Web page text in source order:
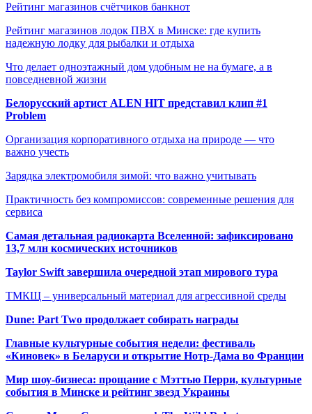
Рейтинг магазинов счётчиков банкнот
Рейтинг магазинов лодок ПВХ в Минске: где купить
надежную лодку для рыбалки и отдыха
Что делает одноэтажный дом удобным не на бумаге, а в
повседневной жизни
Белорусский артист ALEN HIT представил клип #1
Problem
Организация корпоративного отдыха на природе — что
важно учесть
Зарядка электромобиля зимой: что важно учитывать
Практичность без компромиссов: современные решения для
сервиса
Самая детальная радиокарта Вселенной: зафиксировано
13,7 млн космических источников
Taylor Swift завершила очередной этап мирового тура
ТМКЩ – универсальный материал для агрессивной среды
Dune: Part Two продолжает собирать награды
Главные культурные события недели: фестиваль
«Киновек» в Беларуси и открытие Нотр-Дама во Франции
Мир шоу-бизнеса: прощание с Мэттью Перри, культурные
события в Минске и рейтинг звезд Украины